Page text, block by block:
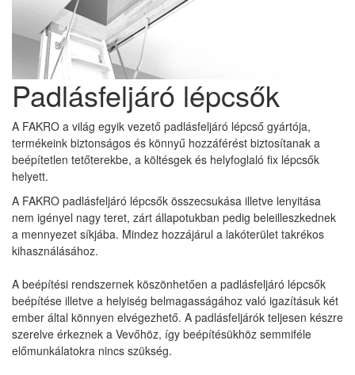
Padlásfeljáró lépcsők
A FAKRO a világ egyik vezető padlásfeljáró lépcső gyártója,
termékeink biztonságos és könnyű hozzáférést biztosítanak a
beépítetlen tetőterekbe, a költésgek és helyfoglaló fix lépcsők
helyett.
A FAKRO padlásfeljáró lépcsők összecsukása illetve lenyitása
nem igényel nagy teret, zárt állapotukban pedig beleilleszkednek
a mennyezet síkjába. Mindez hozzájárul a lakóterület takrékos
kihasználásához.
A beépítési rendszernek köszönhetően a padlásfeljáró lépcsők
beépítése illetve a helyiség belmagasságához való igazításuk két
ember által könnyen elvégezhető. A padlásfeljárók teljesen készre
szerelve érkeznek a Vevőhöz, így beépítésükhöz semmiféle
előmunkálatokra nincs szükség.